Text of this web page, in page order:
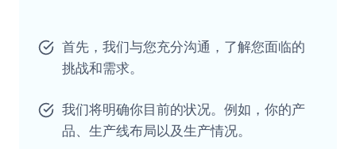
首先，我们与您充分沟通，了解您面临的
挑战和需求。
我们将明确你目前的状况。例如，你的产
品、生产线布局以及生产情况。